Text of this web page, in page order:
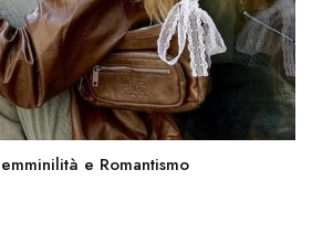
e Romantismo